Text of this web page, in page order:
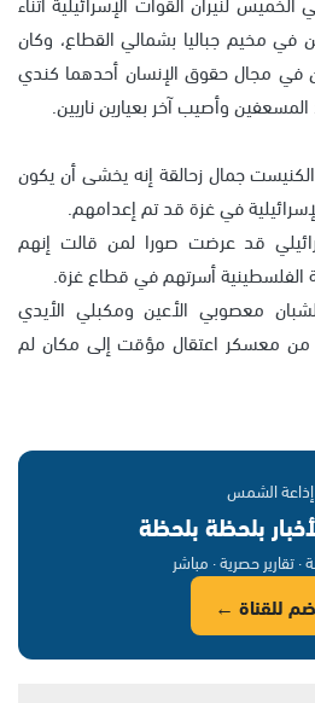
في مخيم جباليا بشمالي القطاع، وكان
في مجال حقوق الإنسان أحدهما كندي
وأصيب آخر بعيارين ناريين.
جمال زحالقة إنه يخشى أن يكون
في غزة قد تم إعدامهم.
قد عرضت صورا لمن قالت إنهم
أسرتهم في قطاع غزة.
معصوبي الأعين ومكبلي الأيدي
من معسكر اعتقال مؤقت إلى مكان لم
إذاعة الشمس
بلحظة بلحظة
· تقارير حصرية · مباشر
للقناة ←